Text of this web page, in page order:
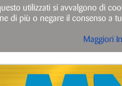
utilizzati si avvalgono di
di più o negare il consenso a
Maggiori